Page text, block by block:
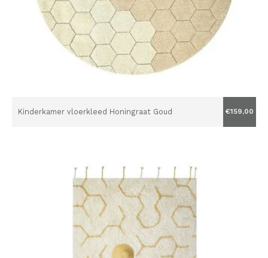
Kinderkamer vloerkleed Honingraat Goud €159,00